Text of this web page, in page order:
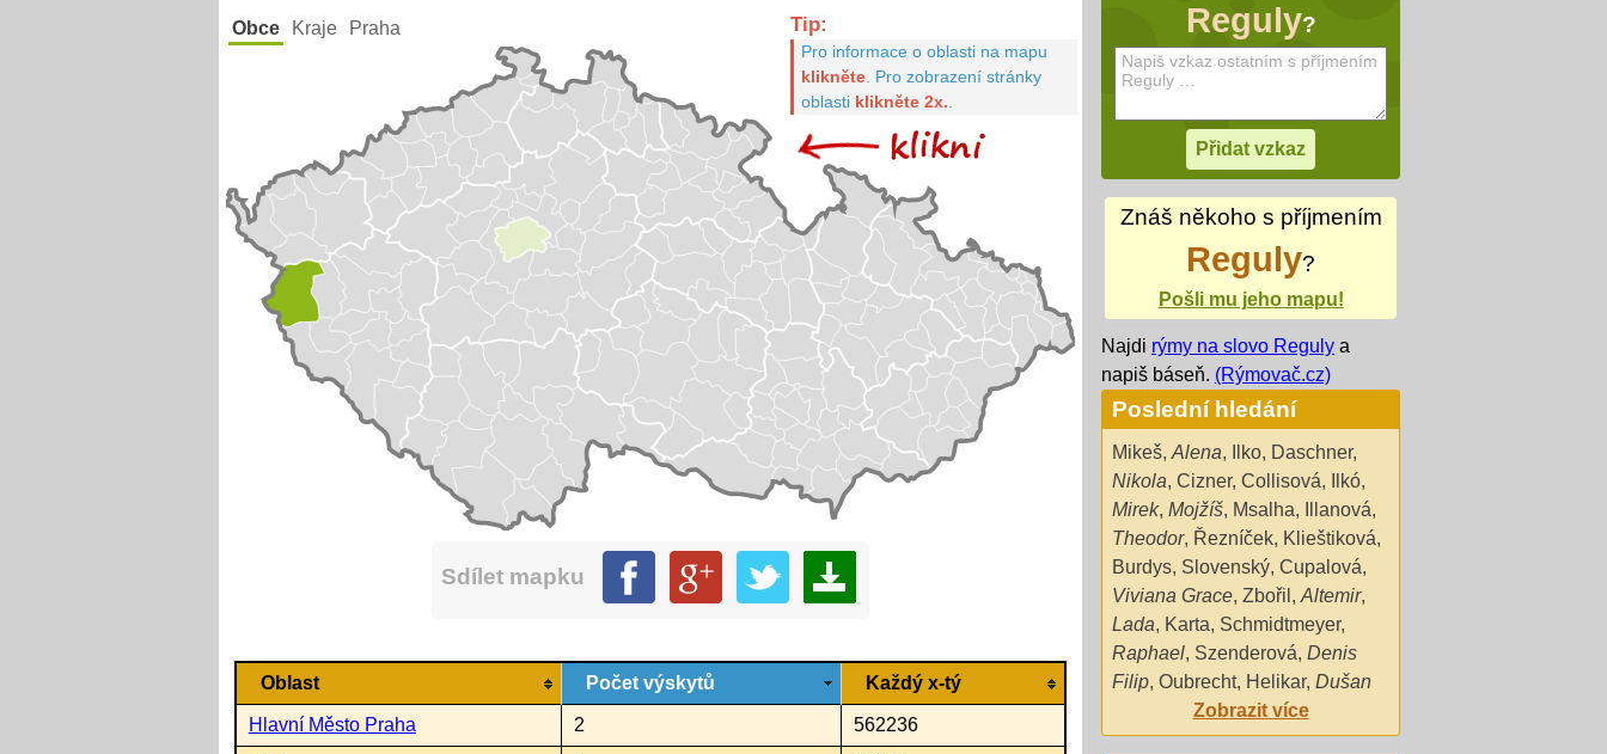
Obce Kraje Praha Tip:
Pro informace o oblasti na mapu
klikněte. Pro zobrazení stránky
oblasti klikněte 2x.
Sdílet mapku
Oblast Počet výskytů Každý x-tý
Hlavní Město Praha 2 562236
Reguly?
Znáš někoho s příjmením
Reguly?
Pošli mu jeho mapu!
Najdi rýmy na slovo Reguly a
napiš báseň. (Rýmovač.cz)
Poslední hledání
Mikeš, Alena, Ilko, Daschner,
Nikola, Cizner, Collisová, Ilkó,
Mirek, Mojžíš, Msalha, Illanová,
Theodor, Řezníček, Klieštiková,
Burdys, Slovenský, Cupalová,
Viviana Grace, Zbořil , Altemir,
Lada, Karta, Schmidtmeyer,
Raphael, Szenderová, Denis
Filip, Oubrecht, Helikar, Dušan
Zobrazit více